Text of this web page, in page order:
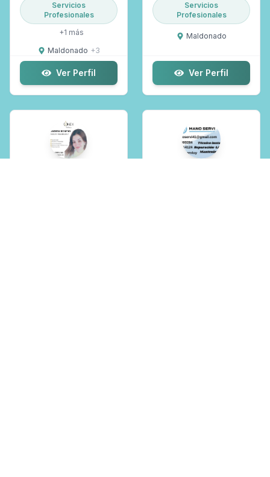
Servicios
Profesionales
+1 más
Maldonado +3
Ver Perfil
Servicios
Profesionales
Maldonado
Ver Perfil